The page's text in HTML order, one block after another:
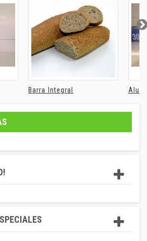
Barra Integral